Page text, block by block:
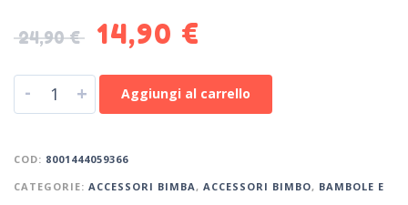
24,90€ 14,90 €
- + Aggiungi al carrello
COD: 8001444059366
CATEGORIE: ACCESSORI BIMBA , ACCESSORI BIMBO, BAMBOLE E